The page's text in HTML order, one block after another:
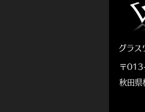
グラス
〒
秋田県